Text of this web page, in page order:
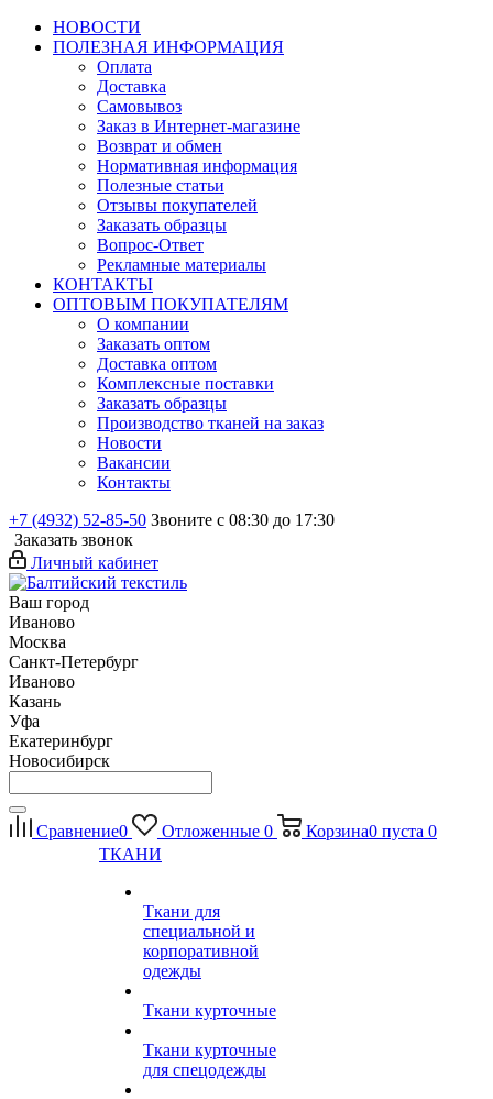
НОВОСТИ
ПОЛЕЗНАЯ ИНФОРМАЦИЯ
Оплата
Доставка
Самовывоз
Заказ в Интернет-магазине
Возврат и обмен
Нормативная информация
Полезные статьи
Отзывы покупателей
Заказать образцы
Вопрос-Ответ
Рекламные материалы
КОНТАКТЫ
ОПТОВЫМ ПОКУПАТЕЛЯМ
О компании
Заказать оптом
Доставка оптом
Комплексные поставки
Заказать образцы
Производство тканей на заказ
Новости
Вакансии
Контакты
+7 (4932) 52-85-50 Звоните с 08:30 до 17:30
Заказать звонок
Личный кабинет
Ваш город
Иваново
Москва
Санкт-Петербург
Иваново
Казань
Уфа
Екатеринбург
Новосибирск
Сравнение0 Отложенные 0 Корзина0 пуста 0
ТКАНИ
Ткани для
специальной и
корпоративной
одежды
Ткани курточные
Ткани курточные
для спецодежды